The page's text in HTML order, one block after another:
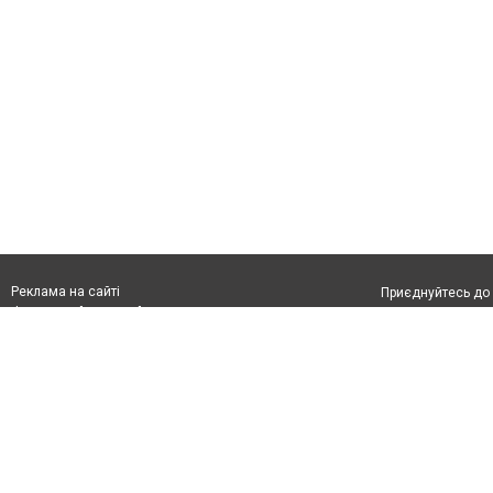
Реклама на сайті
Франшиза "CitySites"
Приєднуйтесь до